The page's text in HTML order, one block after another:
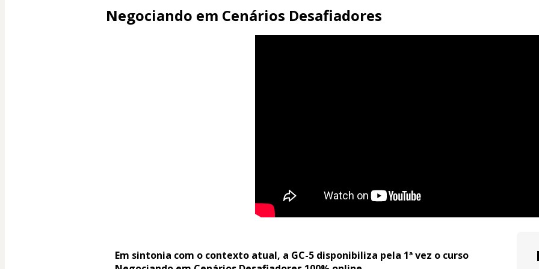
Negociando em Cenários Desafiadores
Em sintonia com o contexto atual, a GC-5 disponibiliza pela 1ª vez o curso